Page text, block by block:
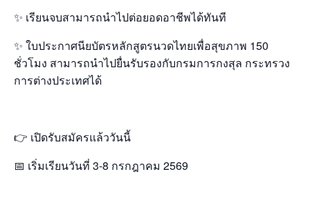
✨ เรียนจบสามารถนำไปต่อยอดอาชีพได้ทันที
✨ ใบประกาศนียบัตรหลักสูตรนวดไทยเพื่อสุขภาพ 150
ชั่วโมง สามารถนำไปยื่นรับรองกับกรมการกงสุล กระทรวง
การต่างประเทศได้
👉 เปิดรับสมัครแล้ววันนี้
📅 เริ่มเรียนวันที่ 3-8 กรกฎาคม 2569